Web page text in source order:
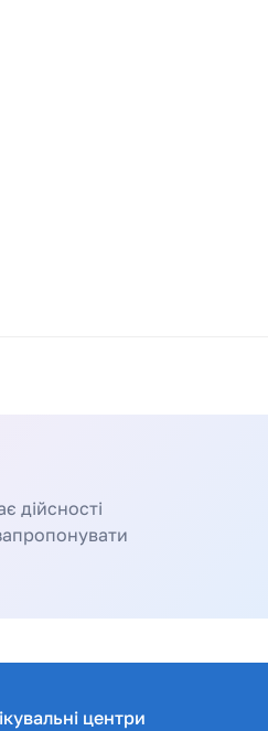
дійсності
центри